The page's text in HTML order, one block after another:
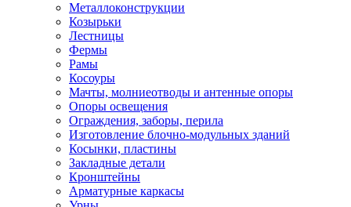
Металлоконструкции
Козырьки
Лестницы
Фермы
Рамы
Косоуры
Мачты, молниеотводы и антенные опоры
Опоры освещения
Ограждения, заборы, перила
Изготовление блочно-модульных зданий
Косынки, пластины
Закладные детали
Кронштейны
Арматурные каркасы